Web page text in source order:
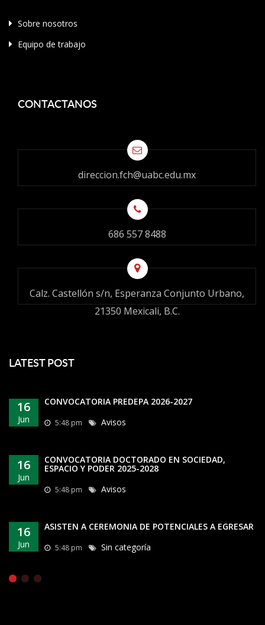
Sobre nosotros
Equipo de trabajo
CONTACTANOS
direccion.fch@uabc.edu.mx
686 557 8488
Calz. Castellón s/n, Esperanza Conjunto Urbano,
21350 Mexicali, B.C.
LATEST POST
16
Jun
CONVOCATORIA PREDEPA 2026-2027
5:48 pm Avisos
16
Jun
CONVOCATORIA DOCTORADO EN SOCIEDAD,
ESPACIO Y PODER 2025-2028
5:48 pm Avisos
16
Jun
ASISTEN A CEREMONIA DE POTENCIALES A EGRESAR
5:48 pm Sin categoría